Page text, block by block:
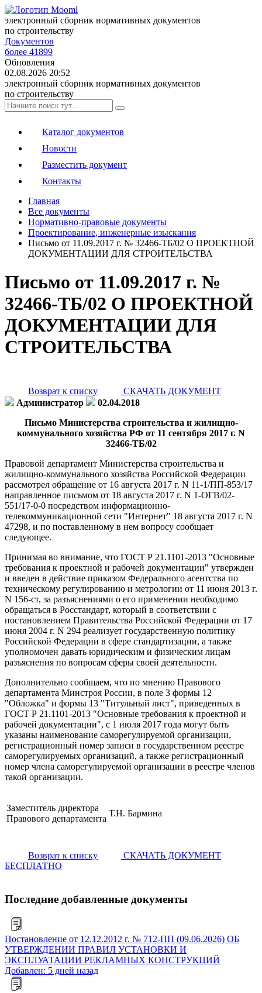
электронный сборник нормативных документов
по строительству
Документов
более 41899
Обновления
02.08.2026 20:52
электронный сборник нормативных документов
по строительству
Каталог документов
Новости
Разместить документ
Контакты
Главная
Все документы
Нормативно-правовые документы
Проектирование, инженерные изыскания
Письмо от 11.09.2017 г. № 32466-ТБ/02 О ПРОЕКТНОЙ
ДОКУМЕНТАЦИИ ДЛЯ СТРОИТЕЛЬСТВА
Письмо от 11.09.2017 г. №
32466-ТБ/02 О ПРОЕКТНОЙ
ДОКУМЕНТАЦИИ ДЛЯ
СТРОИТЕЛЬСТВА
Возврат к списку
СКАЧАТЬ ДОКУМЕНТ
Администратор
02.04.2018
Письмо Министерства строительства и жилищно-
коммунального хозяйства РФ от 11 сентября 2017 г. N
32466-ТБ/02
Правовой департамент Министерства строительства и
жилищно-коммунального хозяйства Российской Федерации
рассмотрел обращение от 16 августа 2017 г. N 11-1/ПП-853/17
направленное письмом от 18 августа 2017 г. N 1-ОГВ/02-
551/17-0-0 посредством информационно-
телекоммуникационной сети "Интернет" 18 августа 2017 г. N
47298, и по поставленному в нем вопросу сообщает
следующее.
Принимая во внимание, что ГОСТ Р 21.1101-2013 "Основные
требования к проектной и рабочей документации" утвержден
и введен в действие приказом Федерального агентства по
техническому регулированию и метрологии от 11 июня 2013 г.
N 156-ст, за разъяснениями о его применении необходимо
обращаться в Росстандарт, который в соответствии с
постановлением Правительства Российской Федерации от 17
июня 2004 г. N 294 реализует государственную политику
Российской Федерации в сфере стандартизации, а также
уполномочен давать юридическим и физическим лицам
разъяснения по вопросам сферы своей деятельности.
Дополнительно сообщаем, что по мнению Правового
департамента Минстроя России, в поле 3 формы 12
"Обложка" и формы 13 "Титульный лист", приведенных в
ГОСТ Р 21.1101-2013 "Основные требования к проектной и
рабочей документации", с 1 июля 2017 года могут быть
указаны наименование саморегулируемой организации,
регистрационный номер записи в государственном реестре
саморегулируемых организаций, а также регистрационный
номер члена саморегулируемой организации в реестре членов
такой организации.
Заместитель директора
Правового департамента
Т.Н. Бармина
Возврат к списку
СКАЧАТЬ ДОКУМЕНТ
БЕСПЛАТНО
Последние добавленные документы
Постановление от 12.12.2012 г. № 712-ПП (09.06.2026) ОБ
УТВЕРЖДЕНИИ ПРАВИЛ УСТАНОВКИ И
ЭКСПЛУАТАЦИИ РЕКЛАМНЫХ КОНСТРУКЦИЙ
Добавлен: 5 дней назад